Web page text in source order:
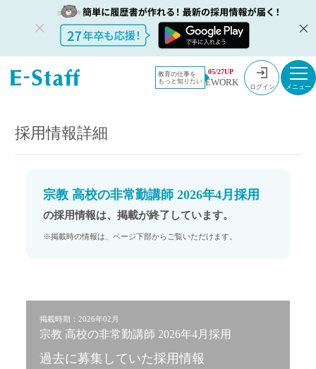
教育の仕事を
もっと知りたい
05/27UP
EWORK ログイン
教員採用情
報のイー・
採用情報
宗教 高校の非常勤講師 2026年4月採用
採用情報詳細
宗教 高校の非常勤講師 2026年4月採用
の採用情報は、掲載が終了しています。
※掲載時の情報は、ページ下部からご覧いただけます。
掲載時期：2026年02月
宗教 高校の非常勤講師 2026年4月採用
過去に募集していた採用情報